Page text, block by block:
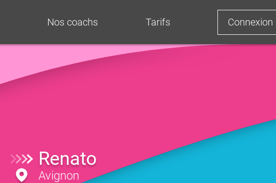
Nos coachs Tarifs Connexion
Renato
Avignon